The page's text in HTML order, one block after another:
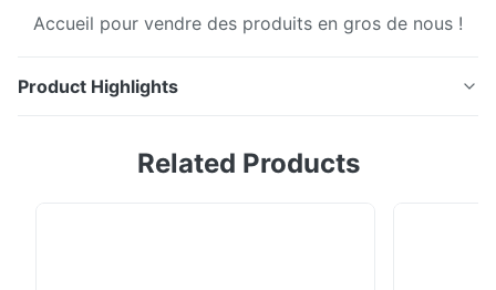
Accueil pour vendre des produits en gros de nous !
Product Highlights
CTP/Thermal PCT Spécification technique Modèle
Related Products